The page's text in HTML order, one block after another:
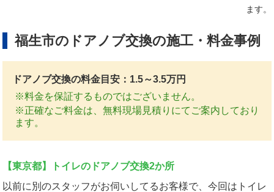
ます。
福生市のドアノブ交換の施工・料金事例
ドアノブ交換の料金目安：1.5～3.5万円
※料金を保証するものではございません。
※正確なご料金は、無料現場見積りにてご案内しており
ます。
【東京都】トイレのドアノブ交換2か所
以前に別のスタッフがお伺いしてるお客様で、今回はトイレ